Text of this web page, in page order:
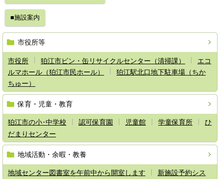
■施設案内
市役所等
市役所 狛江市ビン・缶リサイクルセンター（清掃課）
エコ
ルマホール（狛江市民ホール）
狛江駅北口地下駐車場（ちか
ちゅー）
保育・児童・教育
狛江市の小･中学校 認可保育園 児童館 学童保育所
ひ
だまりセンター
地域活動・余暇・教養
地域センター図書室を午前中から開室します
新施設予約シス